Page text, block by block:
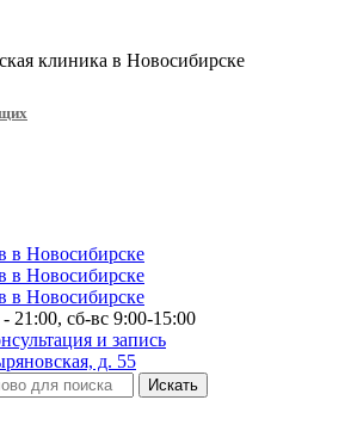
клиника в Новосибирске
21:00, сб-вс 9:00-15:00
и запись
д. 55
Искать